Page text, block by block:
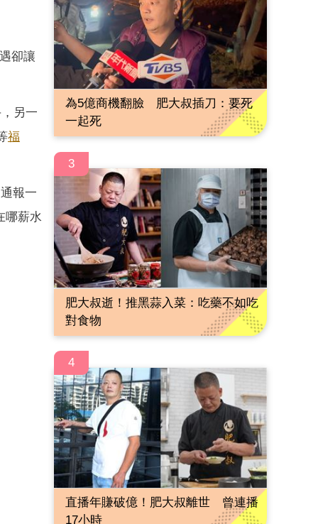
卻讓
另一
福
報一
哪薪水
為5億商機翻臉 肥大叔插刀：要死
一起死
3
肥大叔逝！推黑蒜入菜：吃藥不如吃
對食物
4
直播年賺破億！肥大叔離世 曾連播
17小時